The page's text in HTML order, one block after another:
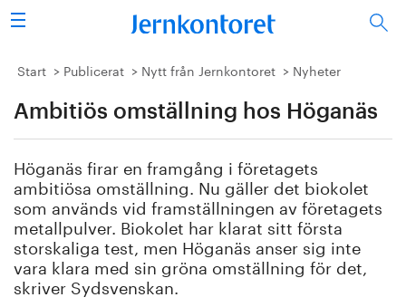
Sök
Stålindustrin
Vision 2050
Forskning/utbildning
Energi/miljö
Vi tycker
Publicerat
Start Publicerat Nytt från Jernkontoret Nyheter
Ambitiös omställning hos Höganäs
Höganäs firar en framgång i företagets
ambitiösa omställning. Nu gäller det biokolet
som används vid framställningen av företagets
metallpulver. Biokolet har klarat sitt första
storskaliga test, men Höganäs anser sig inte
vara klara med sin gröna omställning för det,
skriver Sydsvenskan.